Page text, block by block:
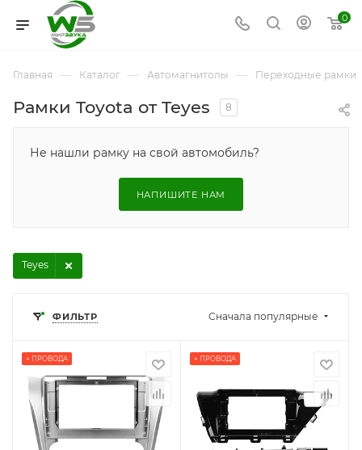
0
Главная — Каталог — Автомагнитолы — Переходные рамки
Рамки Toyota от Teyes 8
Не нашли рамку на свой автомобиль?
НАПИШИТЕ НАМ
Teyes
ФИЛЬТР Сначала популярные
+ ПРОВОДА + ПРОВОДА